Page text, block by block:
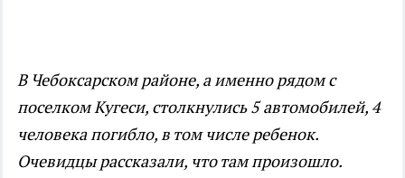
В Чебоксарском районе, а именно рядом с
поселком Кугеси, столкнулись 5 автомобилей, 4
человека погибло, в том числе ребенок.
Очевидцы рассказали, что там произошло.